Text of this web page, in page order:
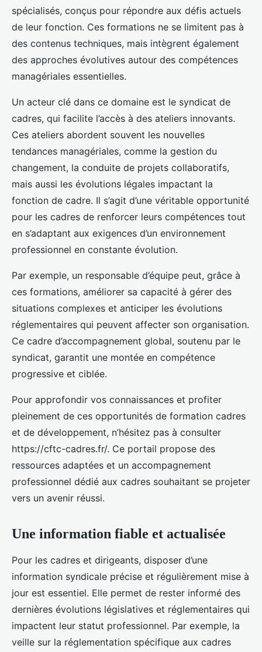
spécialisés, conçus pour répondre aux défis actuels
de leur fonction. Ces formations ne se limitent pas à
des contenus techniques, mais intègrent également
des approches évolutives autour des compétences
managériales essentielles.
Un acteur clé dans ce domaine est le syndicat de
cadres, qui facilite l’accès à des ateliers innovants.
Ces ateliers abordent souvent les nouvelles
tendances managériales, comme la gestion du
changement, la conduite de projets collaboratifs,
mais aussi les évolutions légales impactant la
fonction de cadre. Il s’agit d’une véritable opportunité
pour les cadres de renforcer leurs compétences tout
en s’adaptant aux exigences d’un environnement
professionnel en constante évolution.
Par exemple, un responsable d’équipe peut, grâce à
ces formations, améliorer sa capacité à gérer des
situations complexes et anticiper les évolutions
réglementaires qui peuvent affecter son organisation.
Ce cadre d’accompagnement global, soutenu par le
syndicat, garantit une montée en compétence
progressive et ciblée.
Pour approfondir vos connaissances et profiter
pleinement de ces opportunités de formation cadres
et de développement, n’hésitez pas à consulter
https://cftc-cadres.fr/. Ce portail propose des
ressources adaptées et un accompagnement
professionnel dédié aux cadres souhaitant se projeter
vers un avenir réussi.
Une information fiable et actualisée
Pour les cadres et dirigeants, disposer d’une
information syndicale précise et régulièrement mise à
jour est essentiel. Elle permet de rester informé des
dernières évolutions législatives et réglementaires qui
impactent leur statut professionnel. Par exemple, la
veille sur la réglementation spécifique aux cadres